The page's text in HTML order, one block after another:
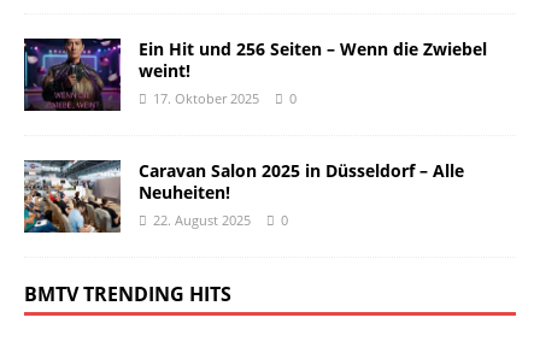
Ein Hit und 256 Seiten – Wenn die Zwiebel
weint!
17. Oktober 2025 0
Caravan Salon 2025 in Düsseldorf – Alle
Neuheiten!
22. August 2025 0
BMTV TRENDING HITS